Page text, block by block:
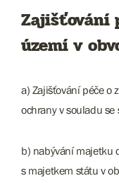
Zajišťování
území v
a) Zajišťování péče o
ochrany v souladu
b) nabývání majetku
s majetkem státu v